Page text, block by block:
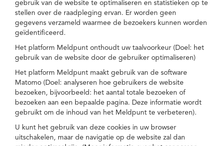
gebruik van de website te optimaliseren en statistieken op te
stellen over de raadpleging ervan. Er worden geen
gegevens verzameld waarmee de bezoekers kunnen worden
geïdentificeerd.
Het platform Meldpunt onthoudt uw taalvoorkeur (Doel: het
gebruik van de website door de gebruiker optimaliseren)
Het platform Meldpunt maakt gebruik van de software
Matomo (Doel: analyseren hoe gebruikers de website
bezoeken, bijvoorbeeld: het aantal totale bezoeken of
bezoeken aan een bepaalde pagina. Deze informatie wordt
gebruikt om de inhoud van het Meldpunt te verbeteren).
U kunt het gebruik van deze cookies in uw browser
uitschakelen, maar de navigatie op de website zal dan